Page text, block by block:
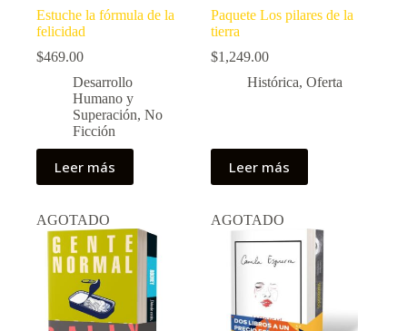
Estuche la fórmula de la
felicidad
$469.00
Desarrollo
Humano y
Superación, No
Ficción
Leer más
Paquete Los pilares de la
tierra
$1,249.00
Histórica,Oferta
Leer más
AGOTADO AGOTADO